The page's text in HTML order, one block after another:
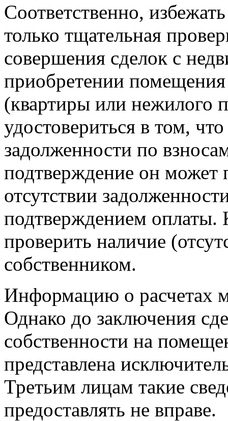
Соответственно,
только тщательная
совершения сделок с
приобретении
(квартиры или нежилого
удостовериться в том,
задолженности по
подтверждение он может
отсутствии
подтверждением оплаты.
проверить наличие
собственником.
Информацию о расчетах
Однако до заключения
собственности на
представлена
Третьим лицам такие
предоставлять не вправе.